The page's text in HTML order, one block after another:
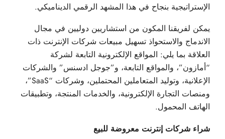
الإستراتيجية بنجاح في هذا المشهد الرقمي الديناميكي.
يمكن لفريقنا المكون من استشاريين دوليين في مجال
الاندماج والاستحواذ تسهيل مبيعات شركات الإنترنت ذات
العلاقة بما يلي: المواقع الإلكترونية التابعة لشركة
“أمازون”، والمواقع التابعة، و”جوجل ادسنس” والشركات
الإعلانية، وتوليد المتعاملين المحتملين، وشركات “SaaS”،
ومنصات التجارة الإلكترونية، والخدمات المنتجة، وتطبيقات
الهاتف المحمول.
شراء شركات إنترنت معروضة للبيع